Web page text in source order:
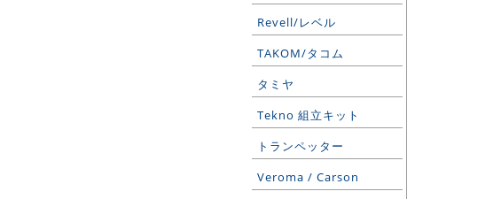
Revell/レベル
TAKOM/タコム
タミヤ
Tekno 組立キット
トランペッター
Veroma / Carson